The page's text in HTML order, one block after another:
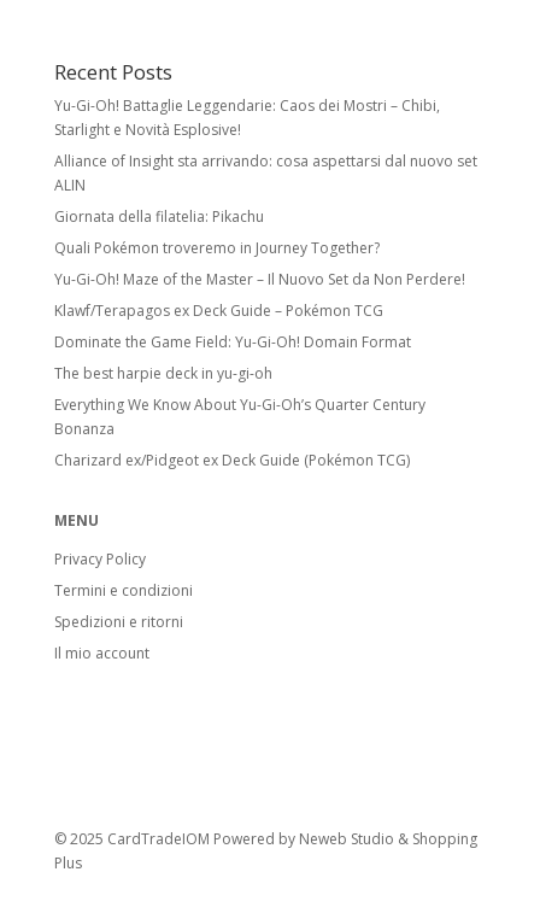
foil a rarità inferiore.
Ultra Rare:foil con meccaniche speciali
e/o design unico. Include Pokémon ex,
Pokémon Star, LV.X, LEGEND, Prime, EX, GX.
Secret Rare
Carte con numero collezionistico superiore
al numero indicato nel set. Di solito foil e
con design unico. Come le Rare Holo,
possono avere versioni equivalenti a rarità
Stadi di Evoluzione
Pikachu o Electabuzz sono Basic, anche se
Pokémon base, include anche molti Fossil
Pokémon.
Stage 2 Pokémon:
finale.
prende 2 carte Premio.
Recent Posts
Yu-Gi-Oh! Battaglie Leggendarie: Caos dei Mostri – Chibi,
Starlight e Novità Esplosive!
Alliance of Insight sta arrivando: cosa aspettarsi dal nuovo set
ALIN
Giornata della filatelia: Pikachu
Quali Pokémon troveremo in Journey Together?
Yu-Gi-Oh! Maze of the Master – Il Nuovo Set da Non Perdere!
Klawf/Terapagos ex Deck Guide – Pokémon TCG
Dominate the Game Field: Yu-Gi-Oh! Domain Format
The best harpie deck in yu-gi-oh
Everything We Know About Yu-Gi-Oh’s Quarter Century
Bonanza
Charizard ex/Pidgeot ex Deck Guide (Pokémon TCG)
MENU
Privacy Policy
Termini e condizioni
Spedizioni e ritorni
Il mio account
© 2025 CardTradeIOM Powered by Neweb Studio & Shopping
Plus